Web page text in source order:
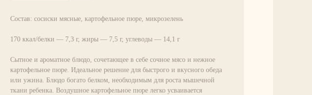
Состав: сосиски мясные, картофельное пюре, микрозелень
170 ккал/белки — 7,3 г, жиры — 7,5 г, углеводы — 14,1 г
Сытное и ароматное блюдо, сочетающее в себе сочное мясо и нежное
картофельное пюре. Идеальное решение для быстрого и вкусного обеда
или ужина. Блюдо богато белком, необходимым для роста мышечной
ткани ребенка. Воздушное картофельное пюре легко усваивается